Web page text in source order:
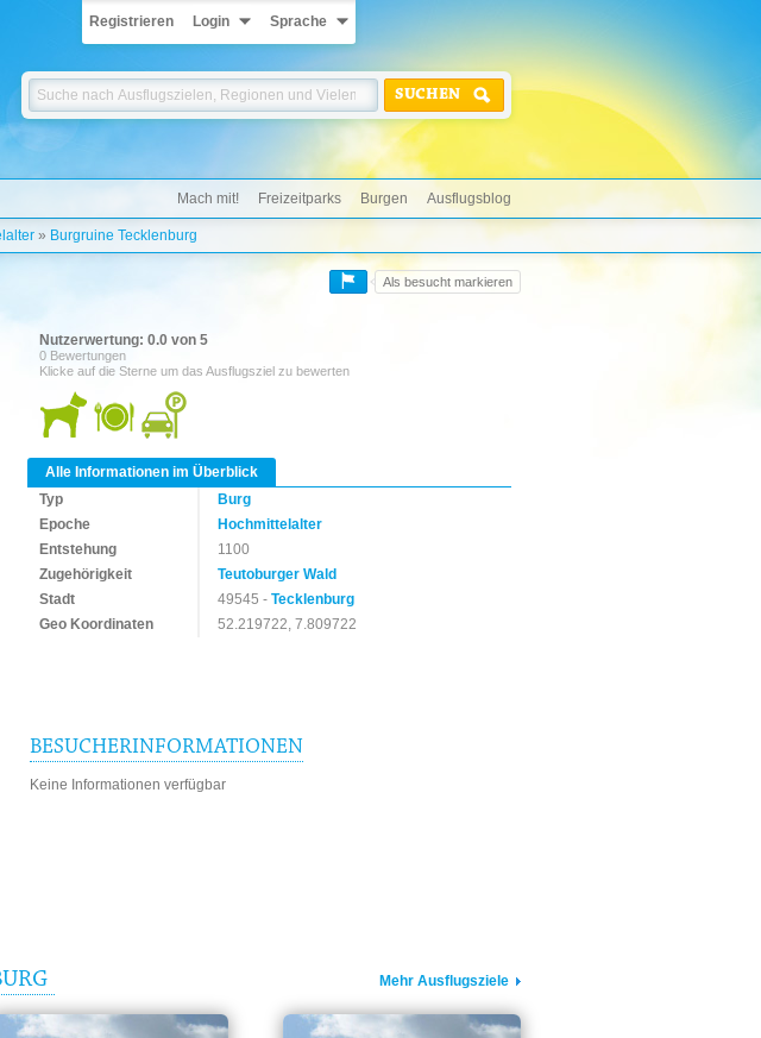
Registrieren Login Sprache
SUCHEN
Mach mit! Freizeitparks Burgen Ausflugsblog
» Burgruine Tecklenburg
Als besucht markieren
Nutzerwertung: 0.0 von 5
0 Bewertungen
Klicke auf die Sterne um das Ausflugsziel zu bewerten
Alle Informationen im Überblick
Typ
Burg
Epoche
Hochmittelalter
Entstehung
1100
Zugehörigkeit
Teutoburger Wald
Stadt
49545 -Tecklenburg
Geo Koordinaten
52.219722, 7.809722
BESUCHERINFORMATIONEN
Keine Informationen verfügbar
Mehr Ausflugsziele